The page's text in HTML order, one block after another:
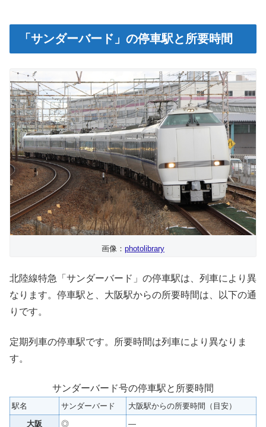
「サンダーバード」の停車駅と所要時間
画像： photolibrary
北陸線特急「サンダーバード」の停車駅は、列車により異
なります。停車駅と、大阪駅からの所要時間は、以下の通
りです。
定期列車の停車駅です。所要時間は列車により異なりま
す。
サンダーバード号の停車駅と所要時間
駅名 サンダーバード
大阪駅からの所要時間（目安）
大阪
◎
—